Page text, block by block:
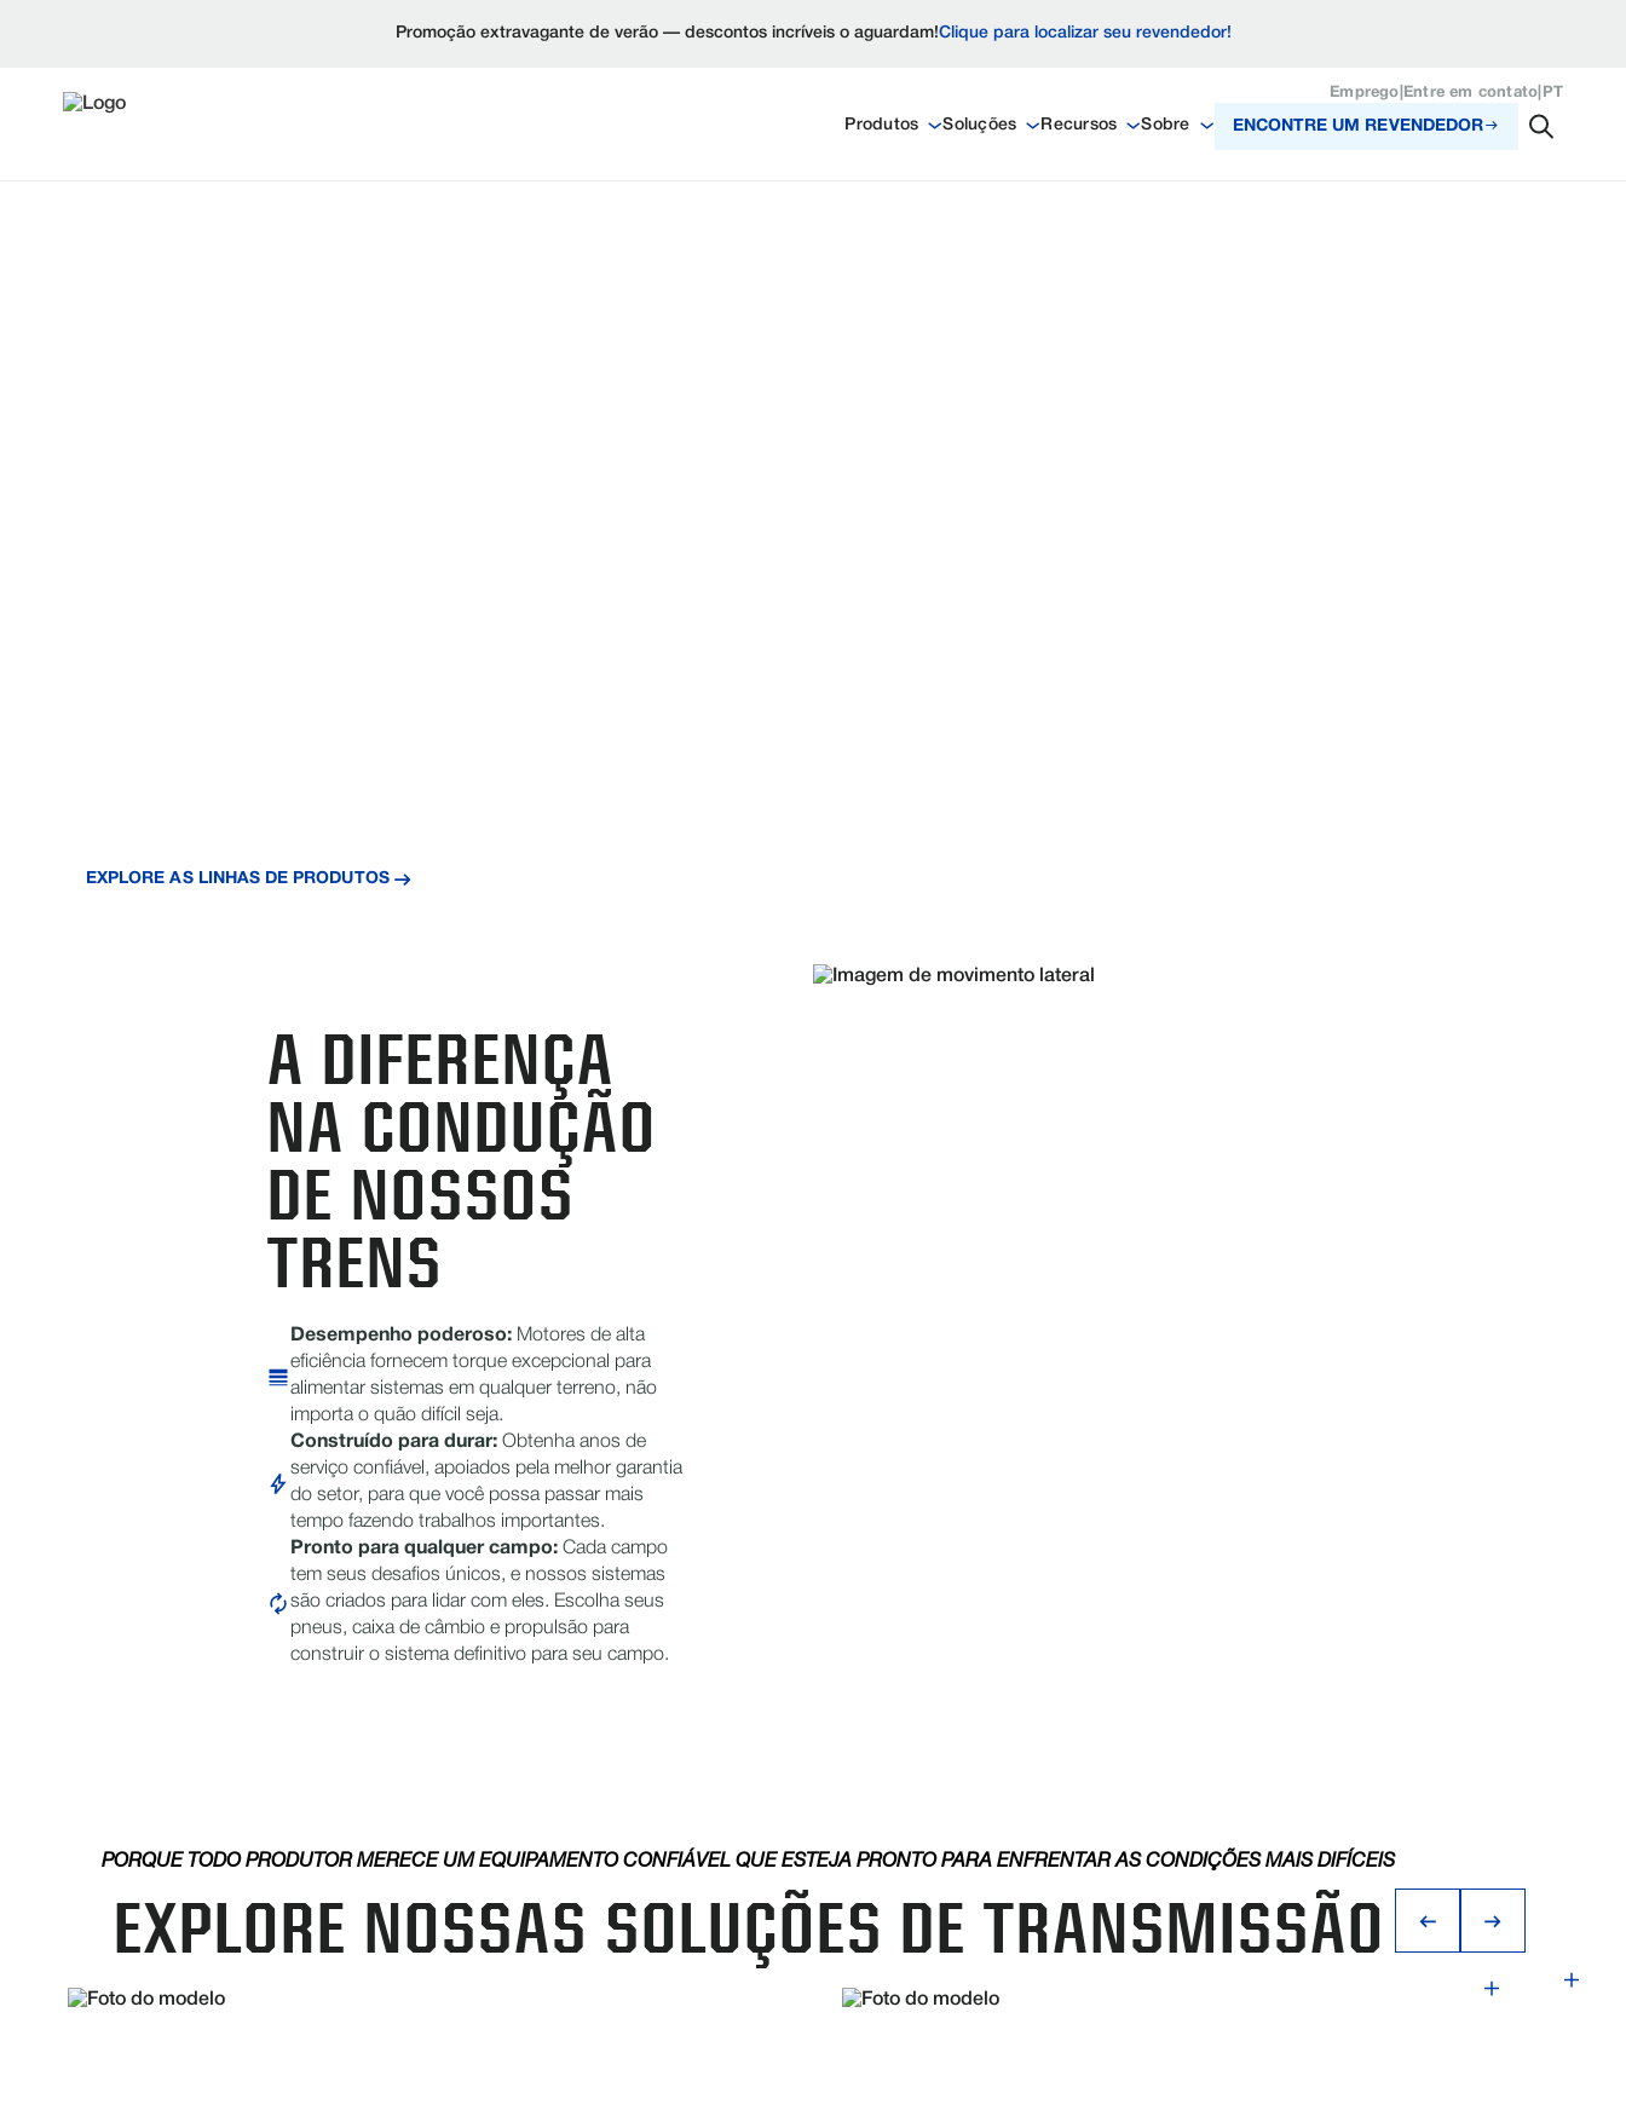
Promoção extravagante de verão — descontos incríveis o aguardam!Clique para localizar seu revendedor!
Emprego Entre em contato PT
Produtos Soluções Recursos Sobre ENCONTRE UM REVENDEDOR
EXPLORE AS LINHAS DE PRODUTOS
A DIFERENÇA
NA CONDUÇÃO
DE NOSSOS
TRENS
Desempenho poderoso: Motores de alta
eficiência fornecem torque excepcional para
alimentar sistemas em qualquer terreno, não
importa o quão difícil seja.
Construído para durar: Obtenha anos de
serviço confiável, apoiados pela melhor garantia
do setor, para que você possa passar mais
tempo fazendo trabalhos importantes.
Pronto para qualquer campo: Cada campo
tem seus desafios únicos, e nossos sistemas
são criados para lidar com eles. Escolha seus
pneus, caixa de câmbio e propulsão para
construir o sistema definitivo para seu campo.
PORQUE TODO PRODUTOR MERECE UM EQUIPAMENTO CONFIÁVEL QUE ESTEJA PRONTO PARA ENFRENTAR AS CONDIÇÕES MAIS DIFÍCEIS
EXPLORE NOSSAS SOLUÇÕES DE TRANSMISSÃO